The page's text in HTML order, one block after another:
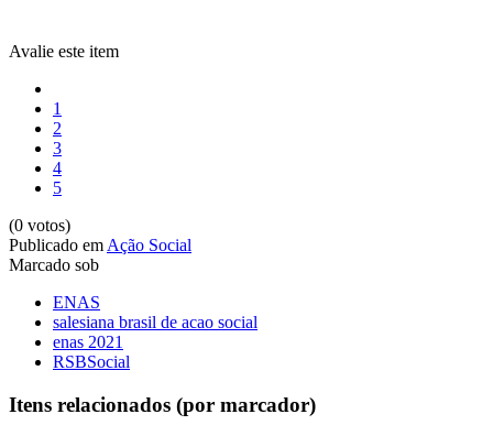
Avalie este item
1
2
3
4
5
(0 votos)
Publicado em Ação Social
Marcado sob
ENAS
salesiana brasil de acao social
enas 2021
RSBSocial
Itens relacionados (por marcador)